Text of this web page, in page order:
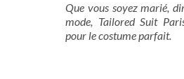
Que vous soyez marié,
mode, Tailored Suit
pour le costume parfait.